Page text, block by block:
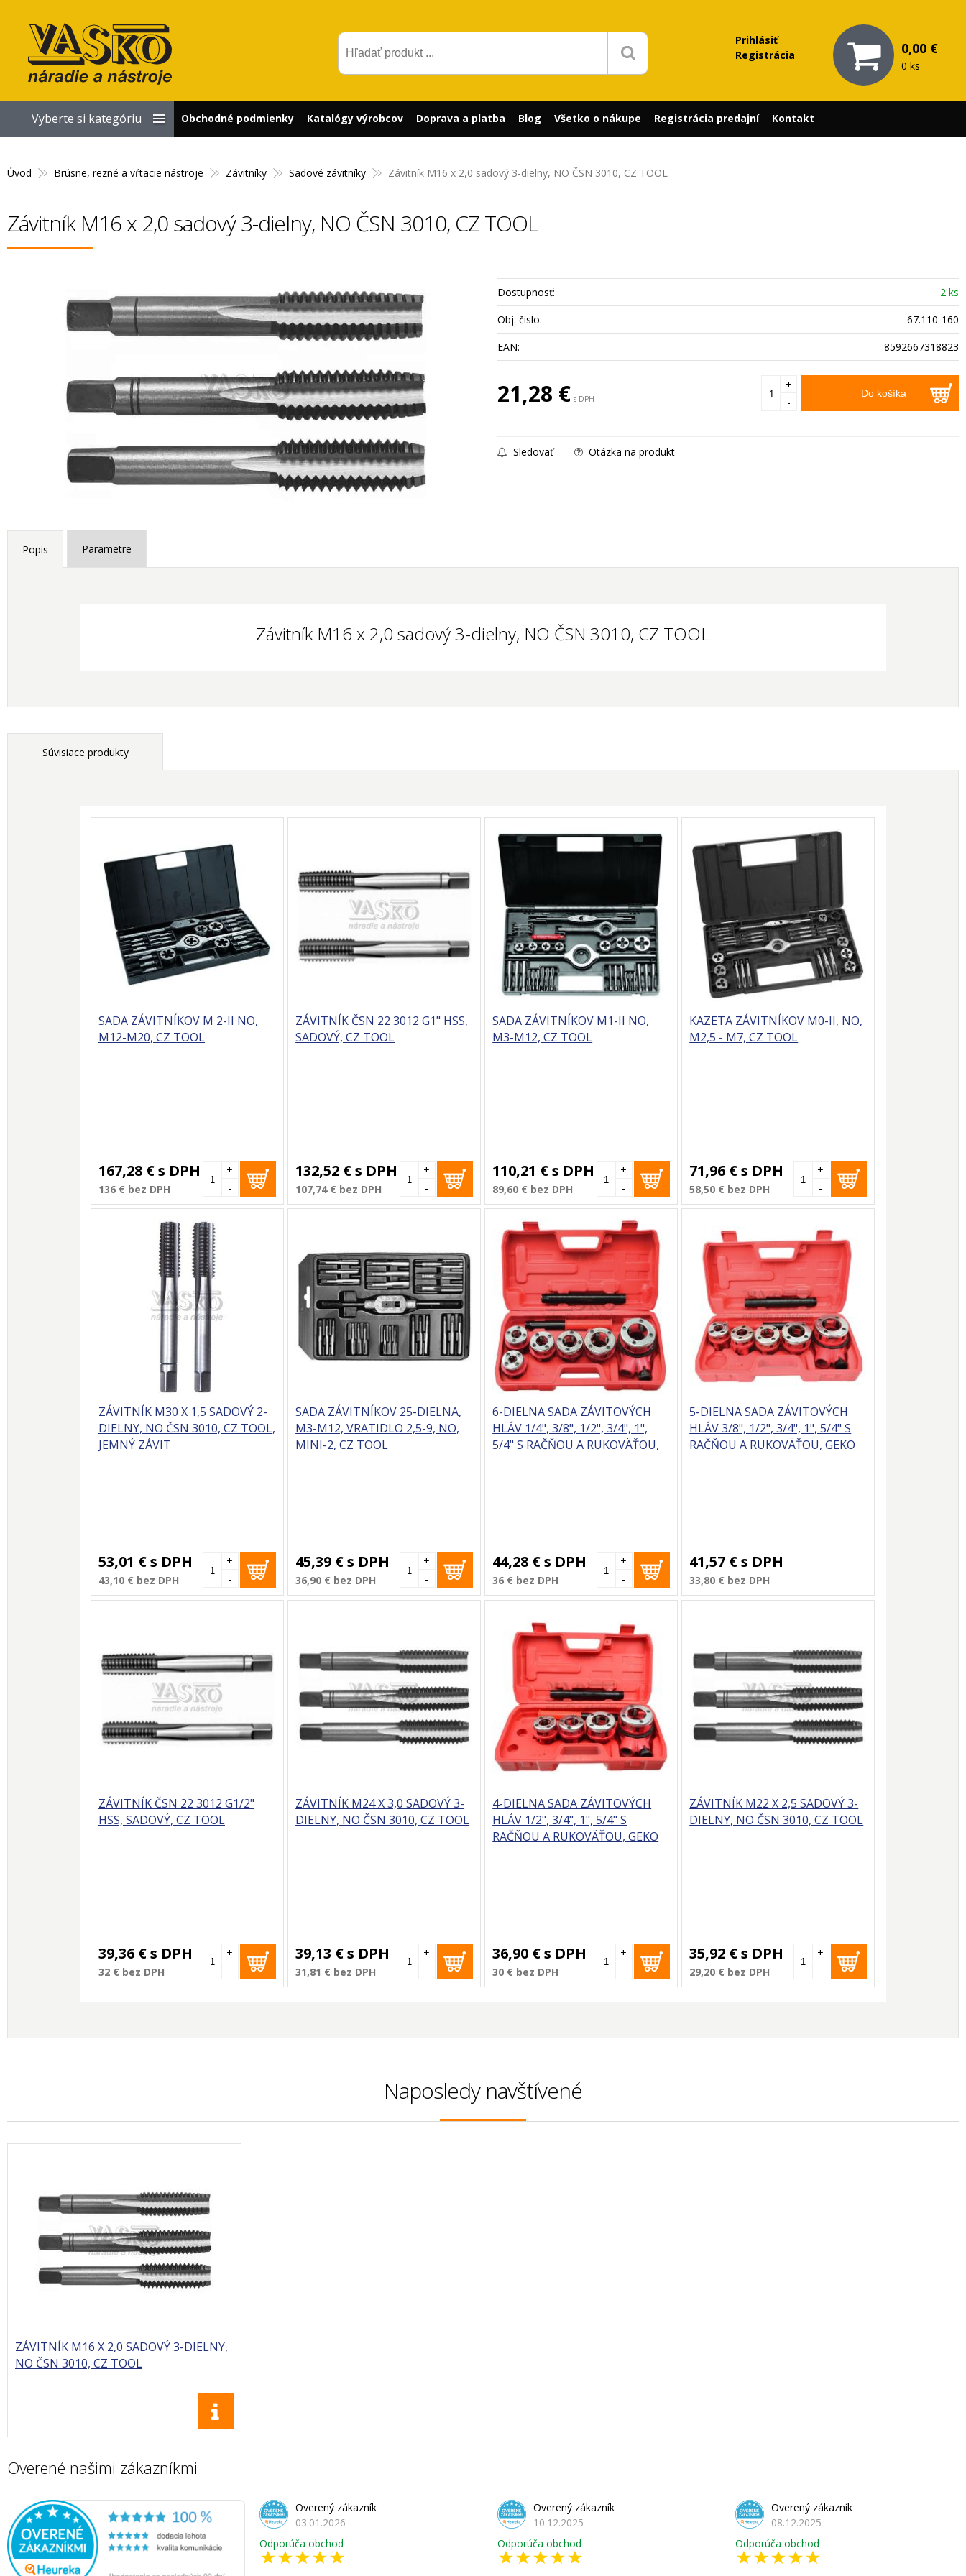
Prihlásiť
Registrácia
0,00 €
0 ks
Úvod Brúsne, rezné a vŕtacie nástroje Závitníky Sadové závitníky Závitník M16 x 2,0 sadový 3-dielny, NO ČSN 3010, CZ TOOL
Závitník M16 x 2,0 sadový 3-dielny, NO ČSN 3010, CZ TOOL
Dostupnosť:
2 ks
Obj. čislo:
67.110-160
EAN:
8592667318823
21,28 € s DPH Do košíka
+
-
Sledovať Otázka na produkt
Popis Parametre
Závitník M16 x 2,0 sadový 3-dielny, NO ČSN 3010, CZ TOOL
Súvisiace produkty
SADA ZÁVITNÍKOV M 2-II NO,
M12-M20, CZ TOOL
167,28 €s DPH
136 € bez DPH -
+
ZÁVITNÍK ČSN 22 3012 G1" HSS,
SADOVÝ, CZ TOOL
132,52 €s DPH
107,74 € bez DPH -
+
SADA ZÁVITNÍKOV M1-II NO,
M3-M12, CZ TOOL
110,21 €s DPH
89,60 € bez DPH -
+
KAZETA ZÁVITNÍKOV M0-II, NO,
M2,5 - M7, CZ TOOL
71,96 €s DPH
58,50 € bez DPH -
+
ZÁVITNÍK M30 X 1,5 SADOVÝ 2-
DIELNY, NO ČSN 3010, CZ TOOL,
JEMNÝ ZÁVIT
53,01 €s DPH
43,10 € bez DPH -
+
SADA ZÁVITNÍKOV 25-DIELNA,
M3-M12, VRATIDLO 2,5-9, NO,
MINI-2, CZ TOOL
45,39 €s DPH
36,90 € bez DPH -
+
6-DIELNA SADA ZÁVITOVÝCH
HLÁV 1/4", 3/8", 1/2", 3/4", 1",
5/4" S RAČŇOU A RUKOVÄŤOU,
44,28 €s DPH
36 € bez DPH -
+
5-DIELNA SADA ZÁVITOVÝCH
HLÁV 3/8", 1/2", 3/4", 1", 5/4" S
RAČŇOU A RUKOVÄŤOU, GEKO
41,57 €s DPH
33,80 € bez DPH
ZÁVITNÍK ČSN 22 3012 G1/2"
HSS, SADOVÝ, CZ TOOL
39,36 €s DPH
32 € bez DPH -
+
ZÁVITNÍK M24 X 3,0 SADOVÝ 3-
DIELNY, NO ČSN 3010, CZ TOOL
39,13 €s DPH
31,81 € bez DPH -
+
4-DIELNA SADA ZÁVITOVÝCH
HLÁV 1/2", 3/4", 1", 5/4" S
RAČŇOU A RUKOVÄŤOU, GEKO
36,90 €s DPH
30 € bez DPH -
+
ZÁVITNÍK M22 X 2,5 SADOVÝ 3-
DIELNY, NO ČSN 3010, CZ TOOL
35,92 €s DPH
29,20 € bez DPH -
+
Naposledy navštívené
ZÁVITNÍK M16 X 2,0 SADOVÝ 3-DIELNY,
NO ČSN 3010, CZ TOOL
Overené našimi zákazníkmi
Overený zákazník
03.01.2026
Odporúča obchod
Overený zákazník
10.12.2025
Odporúča obchod
Overený zákazník
08.12.2025
Odporúča obchod
Vyberte si kategóriu Obchodné podmienky Katalógy výrobcov Doprava a platba Blog Všetko o nákupe Registrácia predajní Kontakt